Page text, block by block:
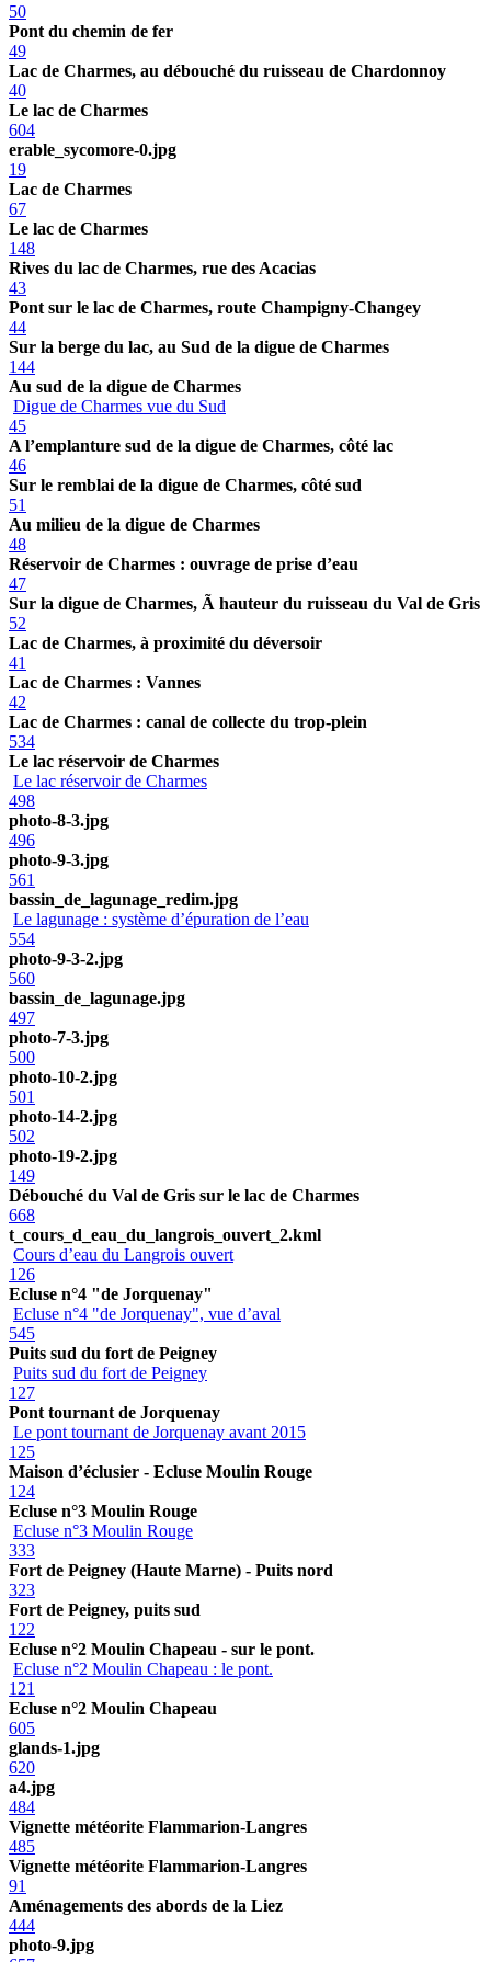
50
Pont du chemin de fer
49
Lac de Charmes, au débouché du ruisseau de Chardonnoy
40
Le lac de Charmes
604
erable_sycomore-0.jpg
19
Lac de Charmes
67
Le lac de Charmes
148
Rives du lac de Charmes, rue des Acacias
43
Pont sur le lac de Charmes, route Champigny-Changey
44
Sur la berge du lac, au Sud de la digue de Charmes
144
Au sud de la digue de Charmes
Digue de Charmes vue du Sud
45
A l’emplanture sud de la digue de Charmes, côté lac
46
Sur le remblai de la digue de Charmes, côté sud
51
Au milieu de la digue de Charmes
48
Réservoir de Charmes : ouvrage de prise d’eau
47
Sur la digue de Charmes, Ã hauteur du ruisseau du Val de Gris
52
Lac de Charmes, à proximité du déversoir
41
Lac de Charmes : Vannes
42
Lac de Charmes : canal de collecte du trop-plein
534
Le lac réservoir de Charmes
Le lac réservoir de Charmes
498
photo-8-3.jpg
496
photo-9-3.jpg
561
bassin_de_lagunage_redim.jpg
Le lagunage : système d’épuration de l’eau
554
photo-9-3-2.jpg
560
bassin_de_lagunage.jpg
497
photo-7-3.jpg
500
photo-10-2.jpg
501
photo-14-2.jpg
502
photo-19-2.jpg
149
Débouché du Val de Gris sur le lac de Charmes
668
t_cours_d_eau_du_langrois_ouvert_2.kml
Cours d’eau du Langrois ouvert
126
Ecluse n°4 "de Jorquenay"
Ecluse n°4 "de Jorquenay", vue d’aval
545
Puits sud du fort de Peigney
Puits sud du fort de Peigney
127
Pont tournant de Jorquenay
Le pont tournant de Jorquenay avant 2015
125
Maison d’éclusier - Ecluse Moulin Rouge
124
Ecluse n°3 Moulin Rouge
Ecluse n°3 Moulin Rouge
333
Fort de Peigney (Haute Marne) - Puits nord
323
Fort de Peigney, puits sud
122
Ecluse n°2 Moulin Chapeau - sur le pont.
Ecluse n°2 Moulin Chapeau : le pont.
121
Ecluse n°2 Moulin Chapeau
605
glands-1.jpg
620
a4.jpg
484
Vignette météorite Flammarion-Langres
485
Vignette météorite Flammarion-Langres
91
Aménagements des abords de la Liez
444
photo-9.jpg